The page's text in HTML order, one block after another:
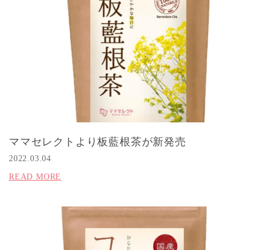
ママセレクトより板藍根茶が新発売
2022.03.04
READ MORE